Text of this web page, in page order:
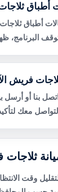
أطباق
أطباق
البرنامج،
فريش
بنا أو أرسل
معك
وقت